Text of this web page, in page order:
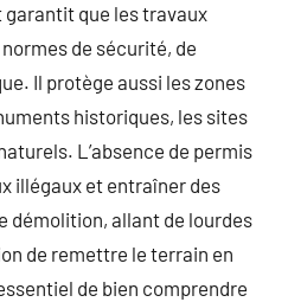
que les travaux
de sécurité, de
Il protège aussi les zones
historiques, les sites
L’absence de permis
illégaux et entraîner des
démolition, allant de lourdes
de remettre le terrain en
de bien comprendre